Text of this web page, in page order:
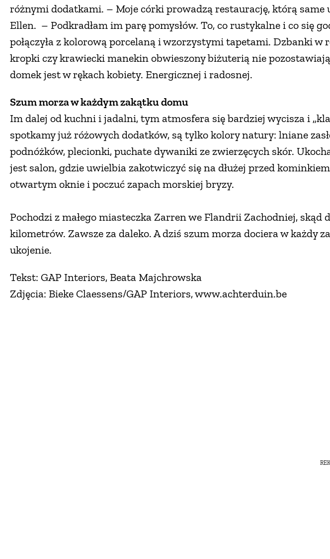
różnymi dodatkami. – Moje córki prowadzą restaurację, którą same
Ellen. – Podkradłam im parę pomysłów. To, co rustykalne i co się
połączyła z kolorową porcelaną i wzorzystymi tapetami. Dzbanki w
kropki czy krawiecki manekin obwieszony biżuterią nie
domek jest w rękach kobiety. Energicznej i radosnej.
Szum morza w każdym zakątku domu
Im dalej od kuchni i jadalni, tym atmosfera się bardziej wycisza i
spotkamy już różowych dodatków, są tylko kolory natury: lniane
podnóżków, plecionki, puchate dywaniki ze zwierzęcych skór.
jest salon, gdzie uwielbia zakotwiczyć się na dłużej przed
otwartym oknie i poczuć zapach morskiej bryzy.
Pochodzi z małego miasteczka Zarren we Flandrii Zachodniej, skąd
kilometrów. Zawsze za daleko. A dziś szum morza dociera w każdy
ukojenie.
Tekst: GAP Interiors, Beata Majchrowska
Zdjęcia: Bieke Claessens/GAP Interiors, www.achterduin.be